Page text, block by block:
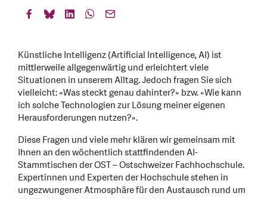
Künstliche Intelligenz (Artificial Intelligence, AI) ist
mittlerweile allgegenwärtig und erleichtert viele
Situationen in unserem Alltag. Jedoch fragen Sie sich
vielleicht: «Was steckt genau dahinter?» bzw. «Wie kann
ich solche Technologien zur Lösung meiner eigenen
Herausforderungen nutzen?».
Diese Fragen und viele mehr klären wir gemeinsam mit
Ihnen an den wöchentlich stattfindenden AI-
Stammtischen der OST – Ostschweizer Fachhochschule.
Expertinnen und Experten der Hochschule stehen in
ungezwungener Atmosphäre für den Austausch rund um